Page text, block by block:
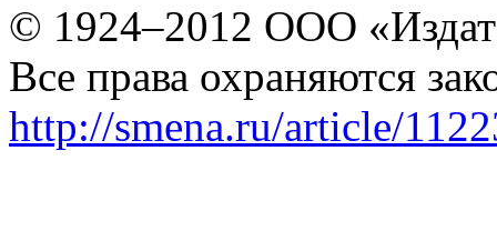
© 1924–2012 ООО
Все права охраняются
http://smena.ru/article/